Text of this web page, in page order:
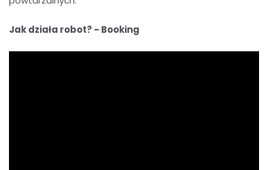
Jak działa robot? - Booking